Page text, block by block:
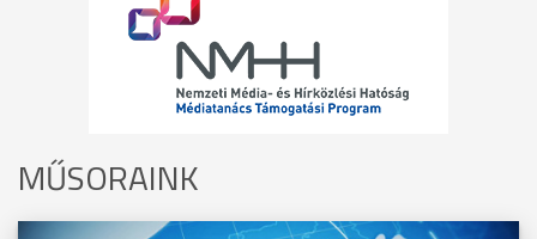
MŰSORAINK